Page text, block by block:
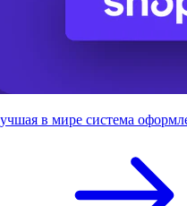
в мире система